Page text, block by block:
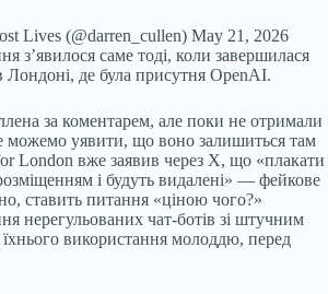
Lives (@darren_cullen) May 21, 2026
з’явилося саме тоді, коли завершилася
Лондоні, де була присутня OpenAI.
за коментарем, але поки не отримали
можемо уявити, що воно залишиться там
London вже заявив через X, що «плакати
і будуть видалені» — фейкове
ставить питання «ціною чого?»
нерегульованих чат-ботів зі штучним
використання молоддю, перед